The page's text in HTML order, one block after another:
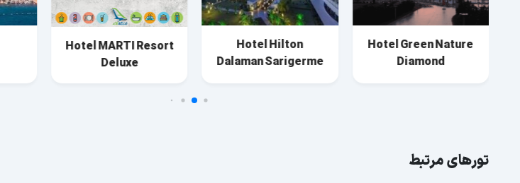
Hotel Green Nature
Diamond
Hotel Hilton
Dalaman Sarigerme
Hotel MARTI Resort
Deluxe
تورهای مرتبط